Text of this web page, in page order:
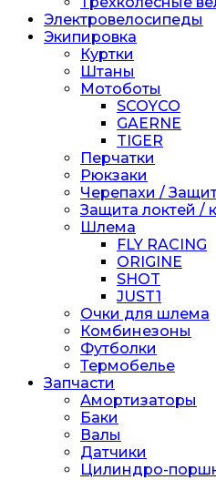
Электровелосипеды
Экипировка
Куртки
Штаны
Мотоботы
SCOYCO
GAERNE
TIGER
Перчатки
Рюкзаки
Черепахи /
Защита локтей /
Шлема
FLY RACING
ORIGINE
SHOT
JUST1
Очки для шлема
Комбинезоны
Футболки
Термобелье
Запчасти
Амортизаторы
Баки
Валы
Датчики
Цилиндро-